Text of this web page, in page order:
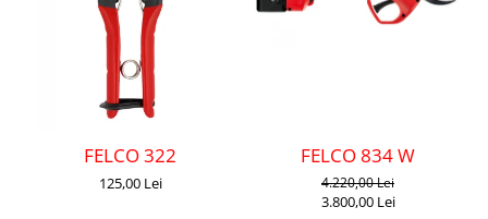
FELCO 322
125,00 Lei
FELCO 834 W
4.220,00 Lei
3.800,00 Lei